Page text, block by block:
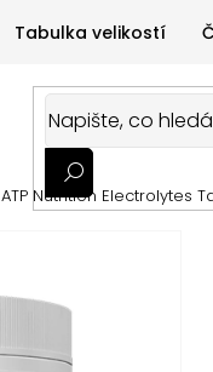
Tabulka velikostí
Oblečení GYMTIME
Sportovní
ATP Nutrition Electrolytes